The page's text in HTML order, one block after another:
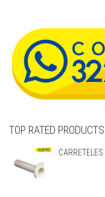
TOP RATED PRODUCTS